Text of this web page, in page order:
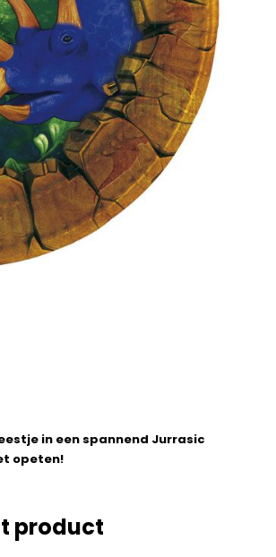
in een spannend Jurrasic
opeten!
product